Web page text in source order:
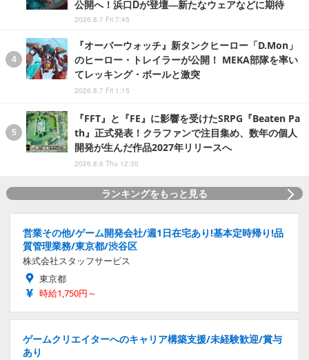
公開へ！浜口Dが登壇―新たなウェアなどに期待
2026.8.7 Fri 7:45
『オーバーウォッチ』新タンクヒーロー「D.Mon」
のヒーロー・トレイラーが公開！ MEKA部隊を率い
てレッキング・ボールと激突
2026.8.7 Fri 1:15
『FFT』と『FE』に影響を受けたSRPG『Beaten Pa
th』正式発表！クラファンで注目集め、数年の個人
開発が生んだ作品2027年リリースへ
2026.8.6 Thu 12:30
ランキングをもっと見る
営業その他/ゲーム開発会社/週1日在宅あり!基本定時帰り!品
質管理業務/東京都/渋谷区
株式会社スタッフサービス
東京都
時給1,750円～
ゲームクリエイターへのキャリア構築支援/未経験歓迎/賞与
あり